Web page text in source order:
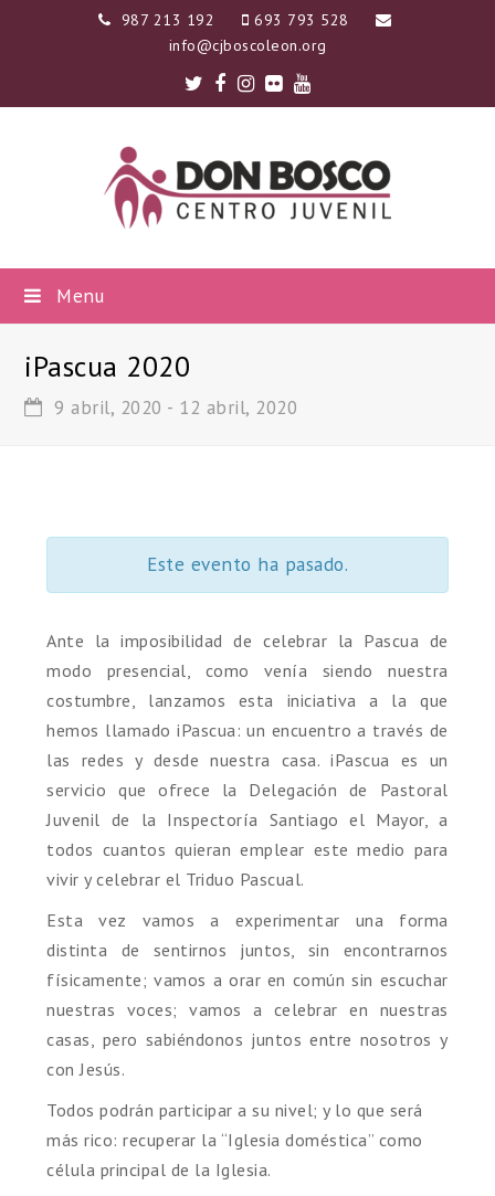
987 213 192
693 793 528
info@cjboscoleon.org
Twitter
Facebook
Instagram
FlickrYoutube
Menu
iPascua 2020
9 abril, 2020 - 12 abril, 2020
Este evento ha pasado.
Ante la imposibilidad de celebrar la Pascua de
modo presencial, como venía siendo nuestra
costumbre, lanzamos esta iniciativa a la que
hemos llamado iPascua: un encuentro a través de
las redes y desde nuestra casa. iPascua es un
servicio que ofrece la Delegación de Pastoral
Juvenil de la Inspectoría Santiago el Mayor, a
todos cuantos quieran emplear este medio para
vivir y celebrar el Triduo Pascual.
Esta vez vamos a experimentar una forma
distinta de sentirnos juntos, sin encontrarnos
físicamente; vamos a orar en común sin escuchar
nuestras voces; vamos a celebrar en nuestras
casas, pero sabiéndonos juntos entre nosotros y
con Jesús.
Todos podrán participar a su nivel; y lo que será
más rico: recuperar la “Iglesia doméstica” como
célula principal de la Iglesia.